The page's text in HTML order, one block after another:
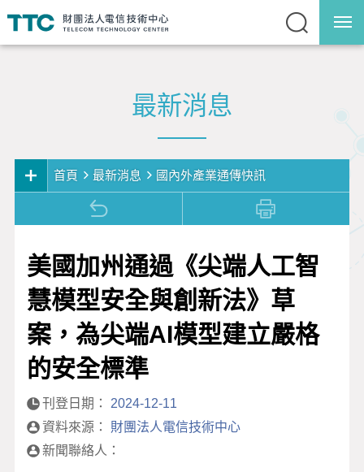
最新消息
最新消息
研討會/教育訓練
報名查詢
新聞發佈
國內外產業通傳快訊
社會公益
活動花絮
首頁 最新消息 國內外產業通傳快訊
美國加州通過《尖端人工智
慧模型安全與創新法》草
案，為尖端AI模型建立嚴格
的安全標準
刊登日期： 2024-12-11
資料來源： 財團法人電信技術中心
新聞聯絡人：